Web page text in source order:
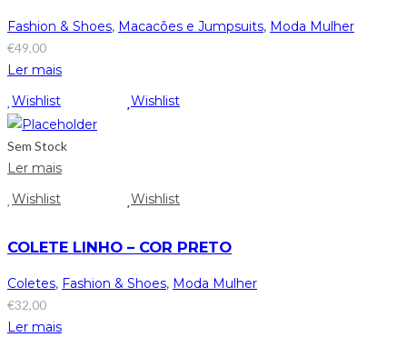
Fashion & Shoes, Macacões e Jumpsuits, Moda Mulher
€49,00
Ler mais
Wishlist
Wishlist
Sem Stock
Ler mais
Wishlist
Wishlist
COLETE LINHO – COR PRETO
Coletes, Fashion & Shoes, Moda Mulher
€32,00
Ler mais